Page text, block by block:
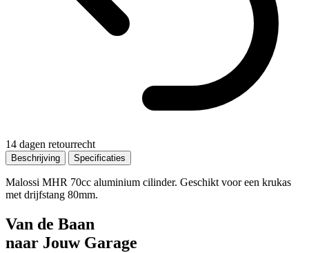
14 dagen retourrecht
Beschrijving Specificaties
Malossi MHR 70cc aluminium cilinder. Geschikt voor een krukas
met drijfstang 80mm.
Van de Baan
naar Jouw Garage